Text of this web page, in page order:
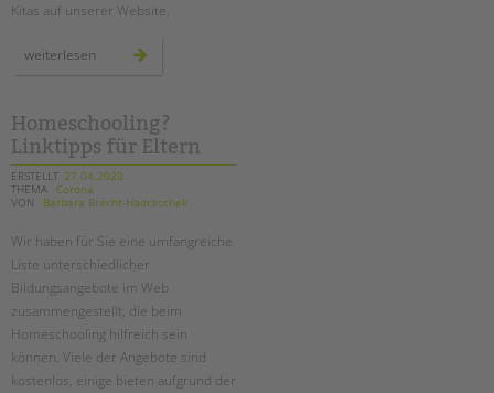
schoolcoach BTL
Stellenangebote
tandem als Arbeitgeberin
NEWS/BLOG
Briefe an Kai
PRESSE
Magazin
KONTAKT
Kitas auf unserer Website.
weiterlesen
bleiben
auch
online!
Homeschooling?
Linktipps für Eltern
ERSTELLT 27.04.2020
THEMA Corona
VON
Barbara Brecht-Hadraschek
Wir haben für Sie eine umfangreiche
Liste unterschiedlicher
Bildungsangebote im Web
zusammengestellt, die beim
Homeschooling hilfreich sein
können. Viele der Angebote sind
kostenlos, einige bieten aufgrund der